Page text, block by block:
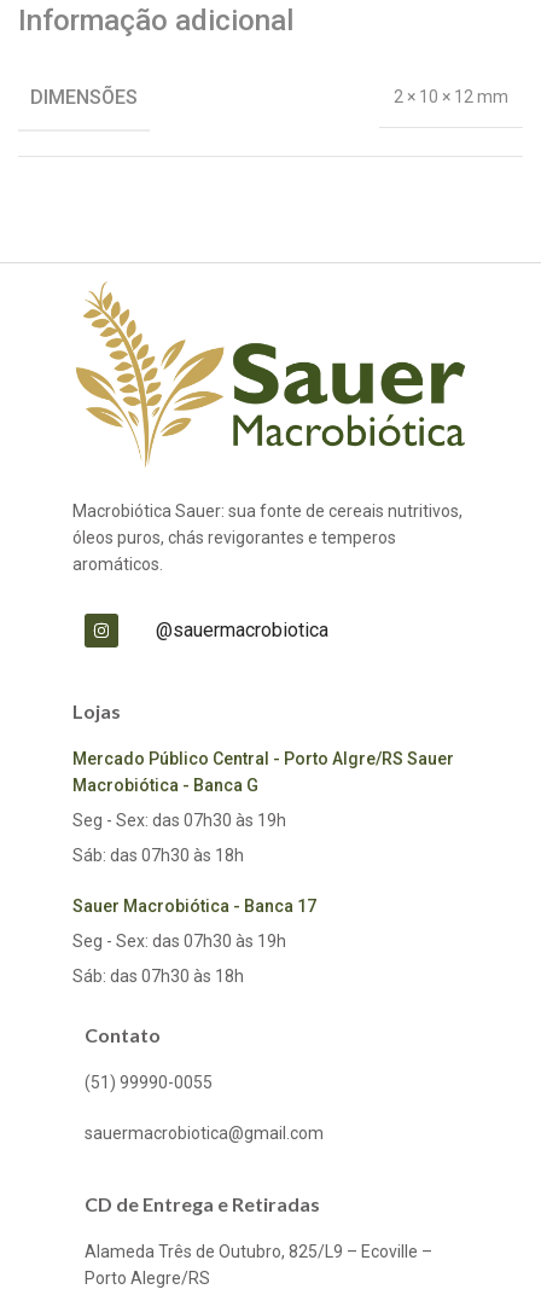
Informação adicional
DIMENSÕES 2 × 10 × 12 mm
Macrobiótica Sauer: sua fonte de cereais nutritivos,
óleos puros, chás revigorantes e temperos
aromáticos.
@sauermacrobiotica
Lojas
Mercado Público Central - Porto Algre/RS Sauer
Macrobiótica - Banca G
Seg - Sex: das 07h30 às 19h
Sáb: das 07h30 às 18h
Sauer Macrobiótica - Banca 17
Seg - Sex: das 07h30 às 19h
Sáb: das 07h30 às 18h
Contato
(51) 99990-0055
sauermacrobiotica@gmail.com
CD de Entrega e Retiradas
Alameda Três de Outubro, 825/L9 – Ecoville –
Porto Alegre/RS